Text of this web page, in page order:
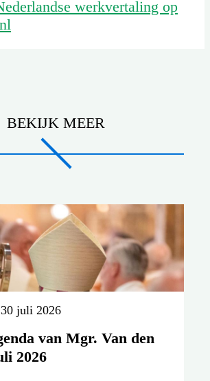
werkvertaling op
BEKIJK MEER
juli 2026
van Mgr. Van den
2026